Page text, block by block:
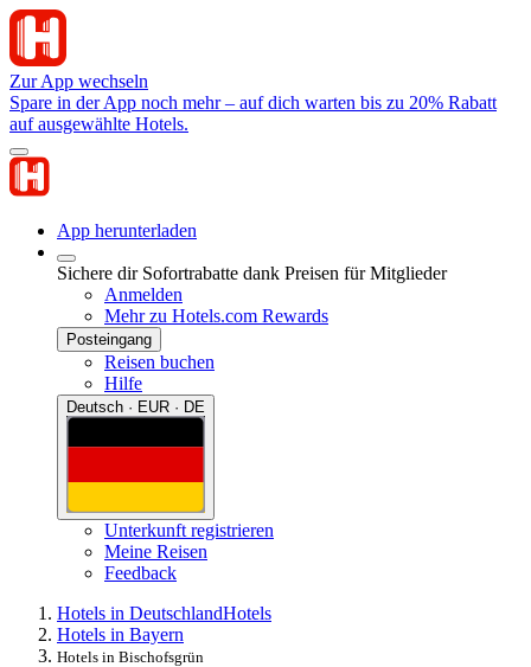
Zur App wechseln
Spare in der App noch mehr – auf dich warten bis zu 20% Rabatt
auf ausgewählte Hotels.
App herunterladen
Sichere dir Sofortrabatte dank Preisen für Mitglieder
Anmelden
Mehr zu Hotels.com Rewards
Posteingang
Reisen buchen
Hilfe
Deutsch · EUR · DE
Unterkunft registrieren
Meine Reisen
Feedback
Hotels in DeutschlandHotels
Hotels in Bayern
Hotels in Bischofsgrün